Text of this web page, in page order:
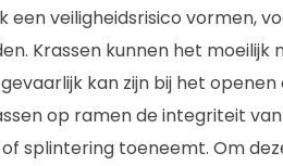
veiligheidsrisico vormen,
Krassen kunnen het moeilijk
kan zijn bij het openen
op ramen de integriteit
splintering toeneemt. Om